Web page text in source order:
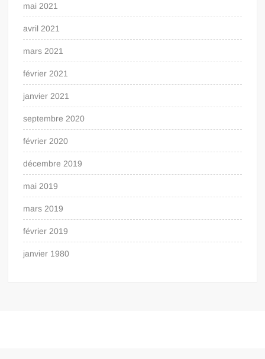
mai 2021
avril 2021
mars 2021
février 2021
janvier 2021
septembre 2020
février 2020
décembre 2019
mai 2019
mars 2019
février 2019
janvier 1980